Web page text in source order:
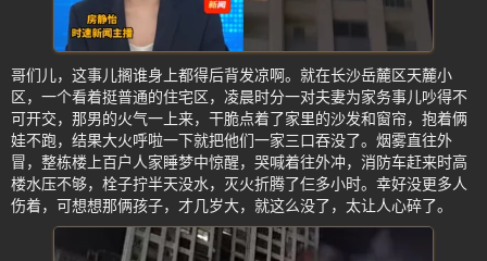
哥们儿，这事儿搁谁身上都得后背发凉啊。就在长沙岳麓区天麓小
区，一个看着挺普通的住宅区，凌晨时分一对夫妻为家务事儿吵得不
可开交，那男的火气一上来，干脆点着了家里的沙发和窗帘，抱着俩
娃不跑，结果大火呼啦一下就把他们一家三口吞没了。烟雾直往外
冒，整栋楼上百户人家睡梦中惊醒，哭喊着往外冲，消防车赶来时高
楼水压不够，栓子拧半天没水，灭火折腾了仨多小时。幸好没更多人
伤着，可想想那俩孩子，才几岁大，就这么没了，太让人心碎了。